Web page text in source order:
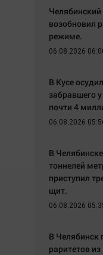
возобновил
режиме.
06.08.2026
В Кусе
забравшего
почти 4
06.08.2026
В
тоннелей
приступил
щит.
06.08.2026
В Челябинск
раритетов